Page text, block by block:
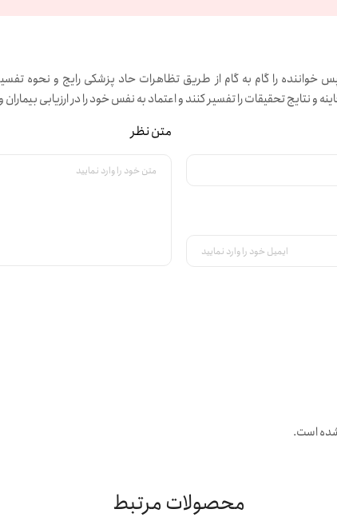
را گام به گام از طریق تظاهرات حاد پزشکی رایج و نحوه
و نتایج تحقیقات را تفسیر کنند و اعتماد به نفس خود را در ارزیابی
متن نظر
است.
محصولات مرتبط